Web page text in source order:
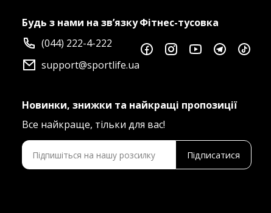
Будь з нами на зв’язку
(044) 222-4-222
support@sportlife.ua
Фітнес-тусовка
Новинки, знижки та найкращі пропозиції
Все найкраще, тільки для вас!
Підписатися